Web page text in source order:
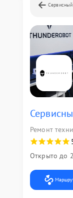
Ремонт
Открыто до